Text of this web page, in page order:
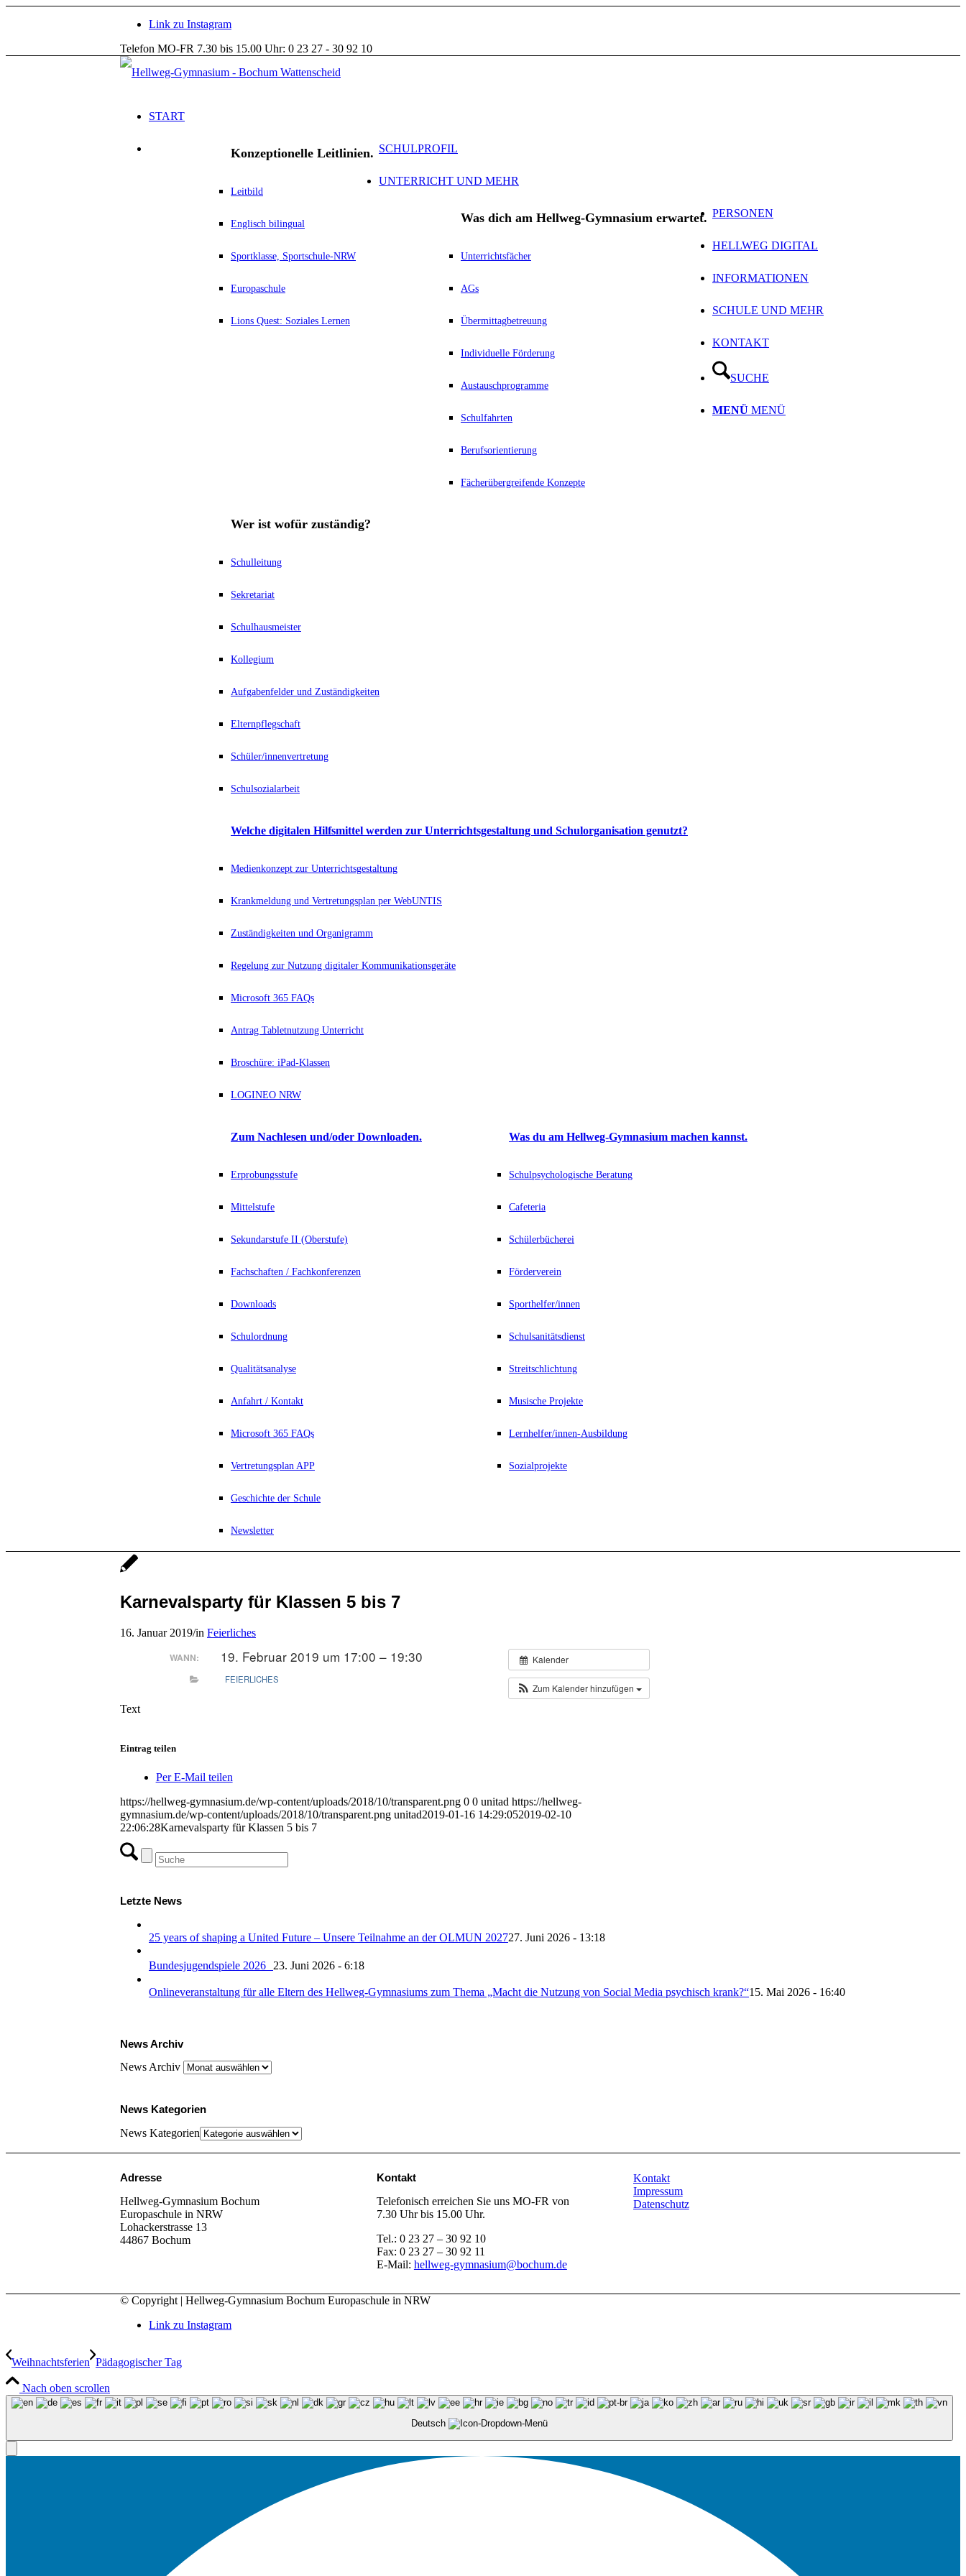
Link zu Instagram
Telefon MO-FR 7.30 bis 15.00 Uhr: 0 23 27 - 30 92 10
START
SCHULPROFIL
Konzeptionelle Leitlinien.
Leitbild
Englisch bilingual
Sportklasse, Sportschule-NRW
Europaschule
Lions Quest: Soziales Lernen
UNTERRICHT UND MEHR
Was dich am Hellweg-Gymnasium erwartet.
Unterrichtsfächer
AGs
Übermittagbetreuung
Individuelle Förderung
Austauschprogramme
Schulfahrten
Berufsorientierung
Fächerübergreifende Konzepte
PERSONEN
Wer ist wofür zuständig?
Schulleitung
Sekretariat
Schulhausmeister
Kollegium
Aufgabenfelder und Zuständigkeiten
Elternpflegschaft
Schüler/innenvertretung
Schulsozialarbeit
HELLWEG DIGITAL
Welche digitalen Hilfsmittel werden zur Unterrichtsgestaltung und Schulorganisation genutzt?
Medienkonzept zur Unterrichtsgestaltung
Krankmeldung und Vertretungsplan per WebUNTIS
Zuständigkeiten und Organigramm
Regelung zur Nutzung digitaler Kommunikationsgeräte
Microsoft 365 FAQs
Antrag Tabletnutzung Unterricht
Broschüre: iPad-Klassen
LOGINEO NRW
INFORMATIONEN
Zum Nachlesen und/oder Downloaden.
Erprobungsstufe
Mittelstufe
Sekundarstufe II (Oberstufe)
Fachschaften / Fachkonferenzen
Downloads
Schulordnung
Qualitätsanalyse
Anfahrt / Kontakt
Microsoft 365 FAQs
Vertretungsplan APP
Geschichte der Schule
Newsletter
SCHULE UND MEHR
Was du am Hellweg-Gymnasium machen kannst.
Schulpsychologische Beratung
Cafeteria
Schülerbücherei
Förderverein
Sporthelfer/innen
Schulsanitätsdienst
Streitschlichtung
Musische Projekte
Lernhelfer/innen-Ausbildung
Sozialprojekte
KONTAKT
SUCHE
MENÜ MENÜ
Karnevalsparty für Klassen 5 bis 7
16. Januar 2019/in Feierliches
Kalender
Zum Kalender hinzufügen
WANN: 19. Februar 2019 um 17:00 – 19:30
FEIERLICHES
Text
Eintrag teilen
Per E-Mail teilen
https://hellweg-gymnasium.de/wp-content/uploads/2018/10/transparent.png 0 0 unitad https://hellweg-
gymnasium.de/wp-content/uploads/2018/10/transparent.png unitad2019-01-16 14:29:052019-02-10
22:06:28Karnevalsparty für Klassen 5 bis 7
Letzte News
25 years of shaping a United Future – Unsere Teilnahme an der OLMUN 202727. Juni 2026 - 13:18
Bundesjugendspiele 2026 23. Juni 2026 - 6:18
Onlineveranstaltung für alle Eltern des Hellweg-Gymnasiums zum Thema „Macht die Nutzung von Social Media psychisch krank?“15. Mai 2026 - 16:40
News Archiv
News Archiv
News Kategorien
News Kategorien
Adresse
Hellweg-Gymnasium Bochum
Europaschule in NRW
Lohackerstrasse 13
44867 Bochum
Kontakt
Telefonisch erreichen Sie uns MO-FR von
7.30 Uhr bis 15.00 Uhr.
Tel.: 0 23 27 – 30 92 10
Fax: 0 23 27 – 30 92 11
E-Mail: hellweg-gymnasium@bochum.de
Kontakt
Impressum
Datenschutz
© Copyright | Hellweg-Gymnasium Bochum Europaschule in NRW
Link zu Instagram
Weihnachtsferien Pädagogischer Tag
Nach oben scrollen
Deutsch